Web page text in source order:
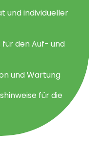
und individueller
den Auf- und
und Wartung
für die